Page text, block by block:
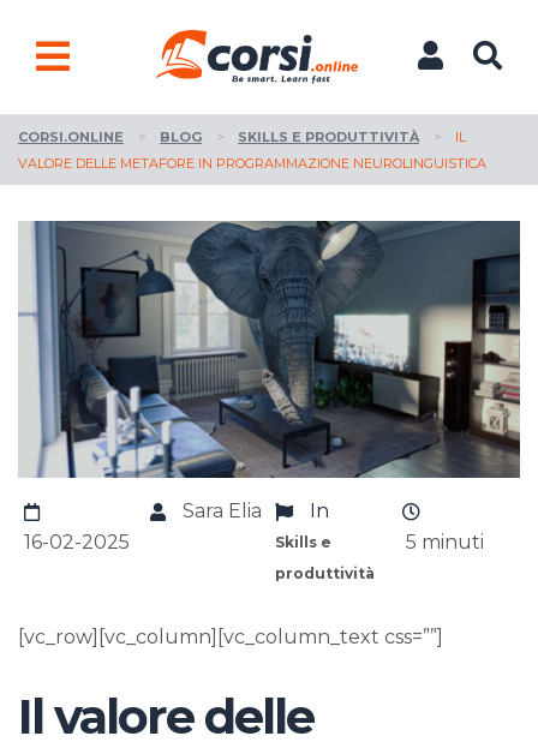
CORSI.ONLINE > BLOG > SKILLS E PRODUTTIVITÀ >
IL
VALORE DELLE METAFORE IN PROGRAMMAZIONE NEUROLINGUISTICA
16-02-2025
Sara Elia In
Skills e
produttività
5 minuti
[vc_row][vc_column][vc_column_text css=””]
Il valore delle